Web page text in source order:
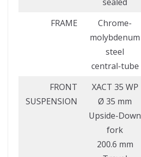
FRAME
Chrome-
molybdenum
steel
central-tube
FRONT
SUSPENSION
XACT 35 WP
Ø 35 mm
Upside-Down
fork
200.6 mm